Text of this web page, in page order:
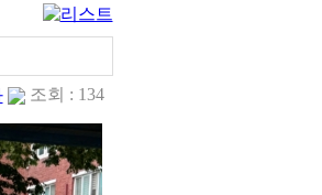
조회 : 134